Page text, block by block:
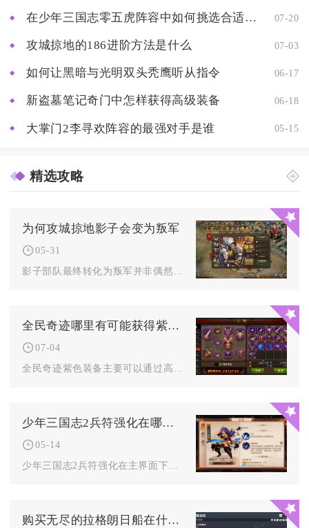
在少年三国志零五虎阵容中如何挑选合适的军师 07-20
攻城掠地的186进阶方法是什么 07-03
如何让黑暗与光明双头秃鹰听从指令 06-17
新盗墓笔记奇门中怎样获得高级装备 06-18
大掌门2李寻欢阵容的最强对手是谁 05-15
精选攻略
为何攻城掠地影子会变为叛军
05-31
全民奇迹哪里有可能获得紫色装备
07-04
少年三国志2兵符强化在哪个界面可以进行
05-14
购买无尽的拉格朗日船在什么地方